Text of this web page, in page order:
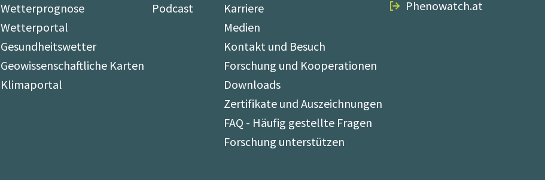
Wetterprognose
Wetterportal
Gesundheitswetter
Geowissenschaftliche Karten
Klimaportal
Podcast
Karriere
Medien
Kontakt und Besuch
Forschung und Kooperationen
Downloads
Zertifikate und Auszeichnungen
FAQ - Häufig gestellte Fragen
Forschung unterstützen
Phenowatch.at